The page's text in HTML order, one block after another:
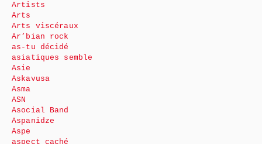
Artists
Arts
Arts viscéraux
Ar’bian rock
as-tu décidé
asiatiques semble
Asie
Askavusa
Asma
ASN
Asocial Band
Aspanidze
Aspe
aspect caché